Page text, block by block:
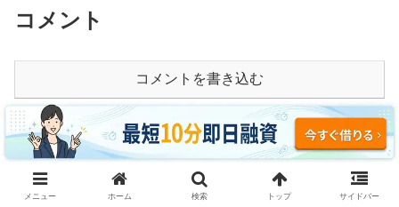
コメント
コメントを書き込む
ホーム 神奈川
メニュー ホーム 検索 トップ サイドバー